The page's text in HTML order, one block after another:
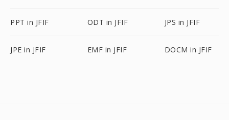
PPT in JFIF ODT in JFIF JPS in JFIF
JPE in JFIF EMF in JFIF DOCM in JFIF